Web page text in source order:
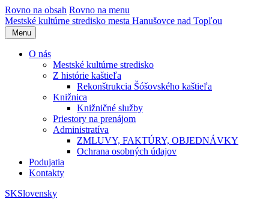
Rovno na obsah Rovno na menu
Mestské kultúrne stredisko mesta Hanušovce nad Topľou
Menu
O nás
Mestské kultúrne stredisko
Z histórie kaštieľa
Rekonštrukcia Šóšovského kaštieľa
Knižnica
Knižničné služby
Priestory na prenájom
Administratíva
ZMLUVY, FAKTÚRY, OBJEDNÁVKY
Ochrana osobných údajov
Podujatia
Kontakty
SKSlovensky